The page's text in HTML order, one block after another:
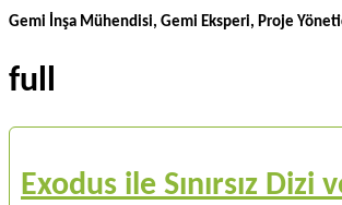
Gemi İnşa Mühendisi, Gemi Eksperi, Proje
full
Exodus ile Sınırsız Dizi